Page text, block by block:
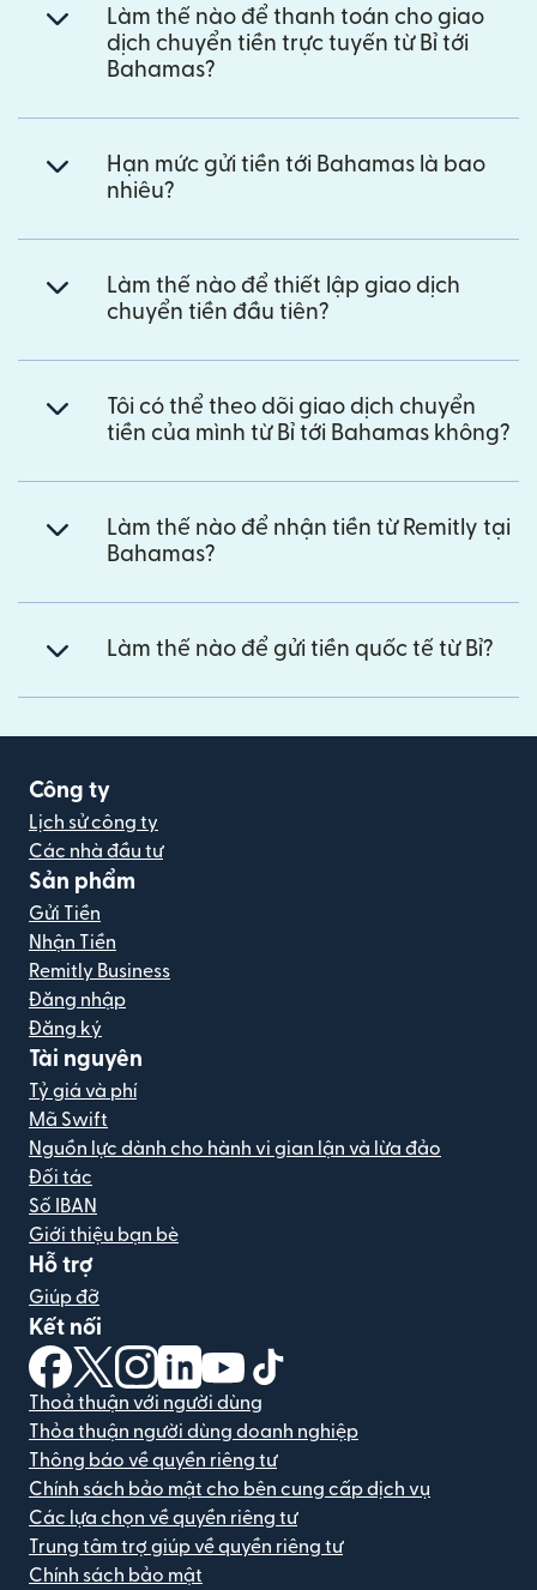
Làm thế nào để thanh toán cho giao
dịch chuyển tiền trực tuyến từ Bỉ tới
Bahamas?
Hạn mức gửi tiền tới Bahamas là bao
nhiêu?
Làm thế nào để thiết lập giao dịch
chuyển tiền đầu tiên?
Tôi có thể theo dõi giao dịch chuyển
tiền của mình từ Bỉ tới Bahamas không?
Làm thế nào để nhận tiền từ Remitly tại
Bahamas?
Làm thế nào để gửi tiền quốc tế từ Bỉ?
Công ty
Lịch sử công ty
Các nhà đầu tư
Sản phẩm
Gửi Tiền
Nhận Tiền
Remitly Business
Đăng nhập
Đăng ký
Tài nguyên
Tỷ giá và phí
Mã Swift
Nguồn lực dành cho hành vi gian lận và lừa đảo
Đối tác
Số IBAN
Giới thiệu bạn bè
Hỗ trợ
Giúp đỡ
Kết nối
(mở trong cửa sổ mới)
(mở trong cửa sổ mới)
(mở trong cửa sổ mới)
(mở trong cửa sổ mới)
(mở trong cửa sổ mới)
Thoả thuận với người dùng
Thỏa thuận người dùng doanh nghiệp
Thông báo về quyền riêng tư
Chính sách bảo mật cho bên cung cấp dịch vụ
Các lựa chọn về quyền riêng tư
Trung tâm trợ giúp về quyền riêng tư
Chính sách bảo mật